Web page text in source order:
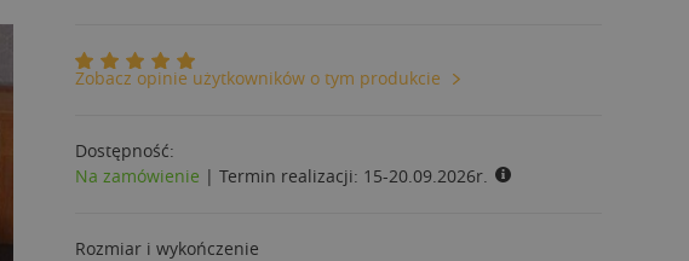
Zobacz opinie użytkowników o tym produkcie
Dostępność:
Na zamówienie | Termin realizacji: 15-20.09.2026r.
Rozmiar i wykończenie